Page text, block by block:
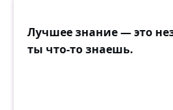
Лучшее знание — это
ты что-то знаешь.